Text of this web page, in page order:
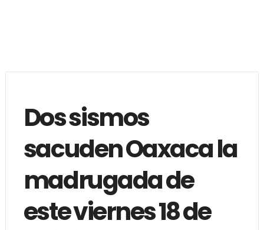
Dos sismos
sacuden Oaxaca la
madrugada de
este viernes 18 de